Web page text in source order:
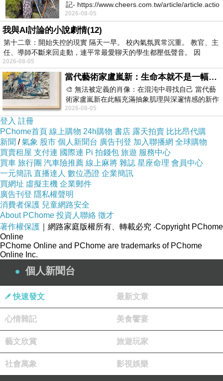
其他價格的部份及細節寫在這邊！
商品的介紹寫在下面可以先稍微看看！
↓↓↓今日馬上購的限量優惠↓↓↓
生活達人>【ISA KNOX伊莎諾絲】奇蹟膠原緊
緻乳霜超值禮盒
品號：4543247
通過韓國3家臨床機構認證
提升肌膚內部緊實彈力
記- https://www.cheers.com.tw/article/article.actio
2026-08-05
我與AI討論的小說劇情(12)
第十二章：開始失控的現實 隔天一早。 校內氣氛異常沉重。 教官、主
任、導師不斷來回走動，連平常最愛聊天的學生都壓低聲音。 因
2026-08-05
當代藝術家盧嵐新：生命本就不是一幅能被定義的肖像，在混亂與交疊中拼湊完整的靈魂
🎨 無法被定義的肖像：在混沌中尋找自己 當代藝
術家盧嵐新在此幅充滿抽象肌理與深邃情感的新作
中，以灰白為基底，交織著塗抹、刮擦與
2026-08-05
登入 註冊
PChome首頁 線上購物 24h購物 書店 露天拍賣 比比昂代購
新聞 /氣象 股市 個人新聞台 廣告刊登 加入聯播網 全球購物
買賣租屋 支付連 國際連 Pi 拍錢包 旅遊 服務中心
買車 旅行團 汽車險推薦 線上麻將 雜誌 星座命理 會員中心
一元簡訊 直播達人 數位憑證 企業簡訊
買網址 虛擬主機 企業郵件
廣告刊登 隱私權聲明
消費者保護 兒童網路安全
About PChome 投資人聯絡 徵才
著作權保護 ｜網路家庭版權所有、轉載必究 ‧Copyright PChome
Online
PChome Online and PChome are trademarks of PChome
Online Inc.
個人新聞台
快速發文 最新文章
心情雜記 美食饗宴
藝文欣賞 旅遊玩家
社會萬象 影視娛樂